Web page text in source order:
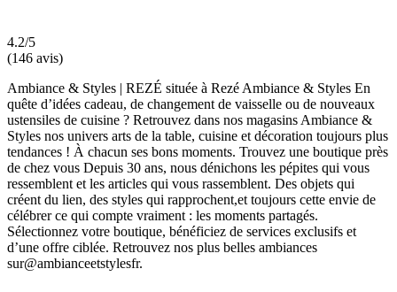
4.2/5
(146 avis)
Ambiance & Styles | REZÉ située à Rezé Ambiance & Styles En
quête d’idées cadeau, de changement de vaisselle ou de nouveaux
ustensiles de cuisine ? Retrouvez dans nos magasins Ambiance &
Styles nos univers arts de la table, cuisine et décoration toujours plus
tendances ! À chacun ses bons moments. Trouvez une boutique près
de chez vous Depuis 30 ans, nous dénichons les pépites qui vous
ressemblent et les articles qui vous rassemblent. Des objets qui
créent du lien, des styles qui rapprochent,et toujours cette envie de
célébrer ce qui compte vraiment : les moments partagés.
Sélectionnez votre boutique, bénéficiez de services exclusifs et
d’une offre ciblée. Retrouvez nos plus belles ambiances
sur@ambianceetstylesfr.